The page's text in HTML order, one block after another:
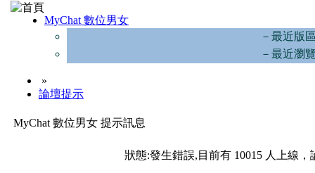
MyChat 數位男女
－最近版
－最近瀏
»
論壇提示
MyChat 數位男女 提示訊息
狀態:發生錯誤,目前有 10015 人上線